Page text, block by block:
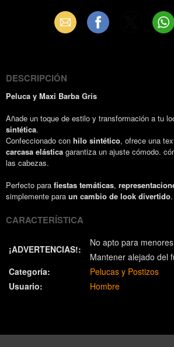
Email Facebook
DESCRIPCIÓN
Peluca y Maxi Barba Gris
Añade un toque de estilo y transformación a tu
sintética.
Confeccionado con hilo sintético, ofrece una
carcasa elástica garantiza un ajuste cómodo.
las cabezas.
Perfecto para fiestas temáticas,
simplemente para un cambio de look divertido.
CARACTERÍSTICA
¡ADVERTENCIAS!:
No apto para
Mantener alejado del
Categoría:
Pelucas y Postizos
Usuario:
Hombre